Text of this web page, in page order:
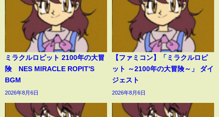
ミラクルロピット 2100年の大冒
険 NES MIRACLE ROPIT'S
BGM
2026年8月6日
【ファミコン】「ミラクルロピ
ット ～2100年の大冒険～」 ダイ
ジェスト
2026年8月6日